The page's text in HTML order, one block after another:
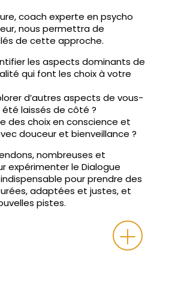
coach experte en psycho
nous permettra de
de cette approche.
les aspects dominants de
qui font les choix à votre
d’autres aspects de vous-
laissés de côté ?
des choix en conscience et
douceur et bienveillance ?
nombreuses et
expérimenter le Dialogue
indispensable pour prendre des
adaptées et justes, et
pistes.